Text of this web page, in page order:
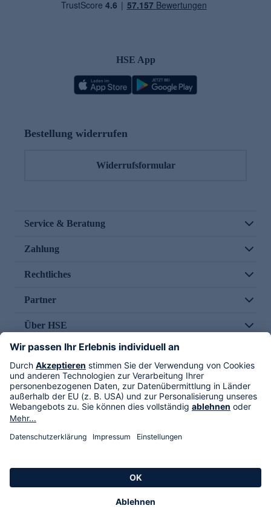
HSE App
Bestellung widerrufen
Widerrufsformular
Service & Beratung
Zahlung
Rechtliches
Partner
Über HSE
Im TV
HSE International